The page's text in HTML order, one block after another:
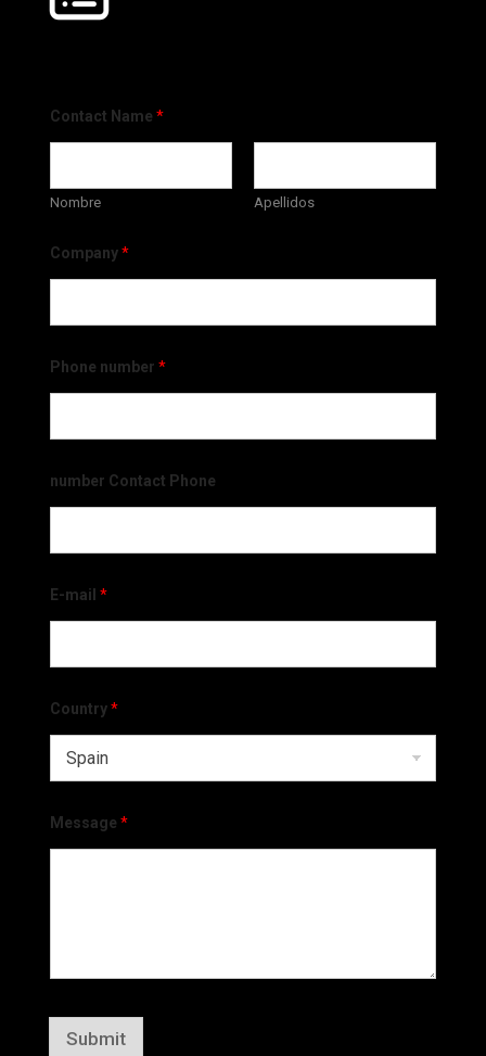
Contact Name *
Nombre Apellidos
Company*
Phone number *
number Contact Phone
E-mail *
Country*
Message *
Submit